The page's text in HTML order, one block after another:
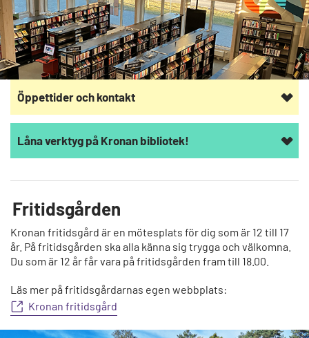
Öppettider och kontakt
Låna verktyg på Kronan bibliotek!
Fritidsgården
Kronan fritidsgård är en mötesplats för dig som är 12 till 17
år. På fritidsgården ska alla känna sig trygga och välkomna.
Du som är 12 år får vara på fritidsgården fram till 18.00.
Läs mer på fritidsgårdarnas egen webbplats:
Kronan fritidsgård